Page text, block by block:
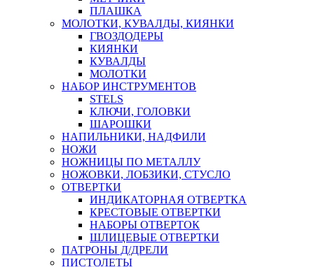
ПЛАШКА
МОЛОТКИ, КУВАЛДЫ, КИЯНКИ
ГВОЗДОДЕРЫ
КИЯНКИ
КУВАЛДЫ
МОЛОТКИ
НАБОР ИНСТРУМЕНТОВ
STELS
КЛЮЧИ, ГОЛОВКИ
ШАРОШКИ
НАПИЛЬНИКИ, НАДФИЛИ
НОЖИ
НОЖНИЦЫ ПО МЕТАЛЛУ
НОЖОВКИ, ЛОБЗИКИ, СТУСЛО
ОТВЕРТКИ
ИНДИКАТОРНАЯ ОТВЕРТКА
КРЕСТОВЫЕ ОТВЕРТКИ
НАБОРЫ ОТВЕРТОК
ШЛИЦЕВЫЕ ОТВЕРТКИ
ПАТРОНЫ Д/ДРЕЛИ
ПИСТОЛЕТЫ